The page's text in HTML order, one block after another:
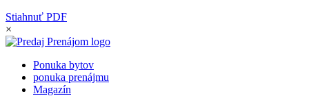
Stiahnuť PDF
×
Ponuka bytov
ponuka prenájmu
Magazín